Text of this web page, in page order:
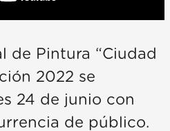
de Pintura “Ciudad
2022 se
24 de junio con
de público.